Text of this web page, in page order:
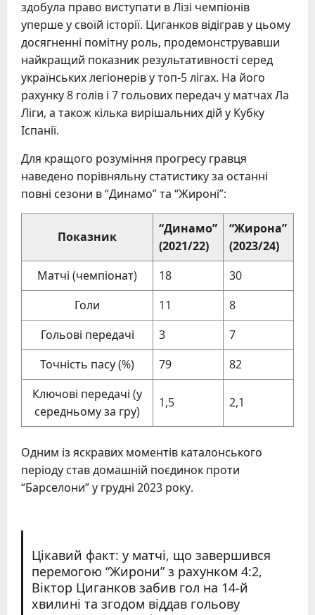
здобула право виступати в Лізі чемпіонів
уперше у своїй історії. Циганков відіграв у цьому
досягненні помітну роль, продемонструвавши
найкращий показник результативності серед
українських легіонерів у топ-5 лігах. На його
рахунку 8 голів і 7 гольових передач у матчах Ла
Ліги, а також кілька вирішальних дій у Кубку
Іспанії.
Для кращого розуміння прогресу гравця
наведено порівняльну статистику за останні
повні сезони в “Динамо” та “Жироні”:
Показник
“Динамо”
(2021/22)
“Жирона”
(2023/24)
Матчі (чемпіонат)
18
30
Голи
11
8
Гольові передачі
3
7
Точність пасу (%)
79
82
Ключові передачі (у
середньому за гру)
1,5 2,1
Одним із яскравих моментів каталонського
періоду став домашній поєдинок проти
“Барселони” у грудні 2023 року.
Цікавий факт: у матчі, що завершився
перемогою “Жирони” з рахунком 4:2,
Віктор Циганков забив гол на 14-й
хвилині та згодом віддав гольову